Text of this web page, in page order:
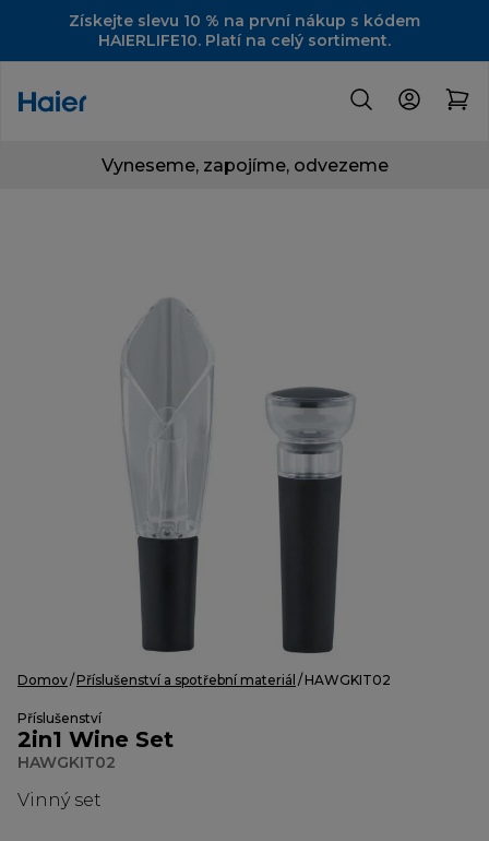
Získejte slevu 10 % na první nákup s kódem
HAIERLIFE10. Platí na celý sortiment.
Vyneseme, zapojíme, odvezeme
Domov Příslušenství a spotřební materiál HAWGKIT02
Příslušenství
2in1 Wine Set
HAWGKIT02
Vinný set